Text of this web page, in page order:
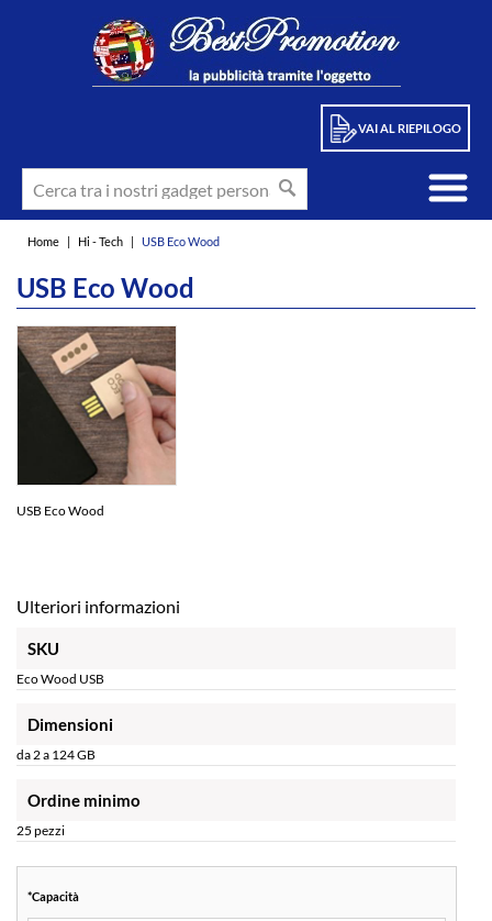
VAI AL RIEPILOGO
Home | Hi - Tech | USB Eco Wood
USB Eco Wood
USB Eco Wood
Ulteriori informazioni
SKU
Eco Wood USB
Dimensioni
da 2 a 124 GB
Ordine minimo
25 pezzi
*Capacità